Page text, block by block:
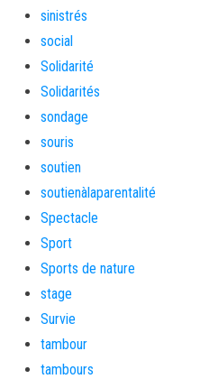
sinistrés
social
Solidarité
Solidarités
sondage
souris
soutien
soutienàlaparentalité
Spectacle
Sport
Sports de nature
stage
Survie
tambour
tambours